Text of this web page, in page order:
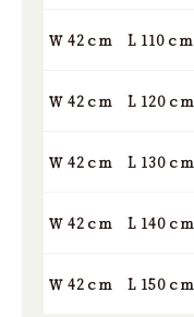
Ｗ 42ｃｍ L 110ｃｍ
Ｗ 42ｃｍ L 120ｃｍ
Ｗ 42ｃｍ L 130ｃｍ
Ｗ 42ｃｍ L 140ｃｍ
Ｗ 42ｃｍ L 150ｃｍ